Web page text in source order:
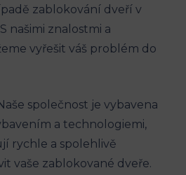
zablokování dveří v
našimi znalostmi a
vyřešit váš problém do
společnost je vybavena
a technologiemi,
rychle a spolehlivě
vaše zablokované dveře.